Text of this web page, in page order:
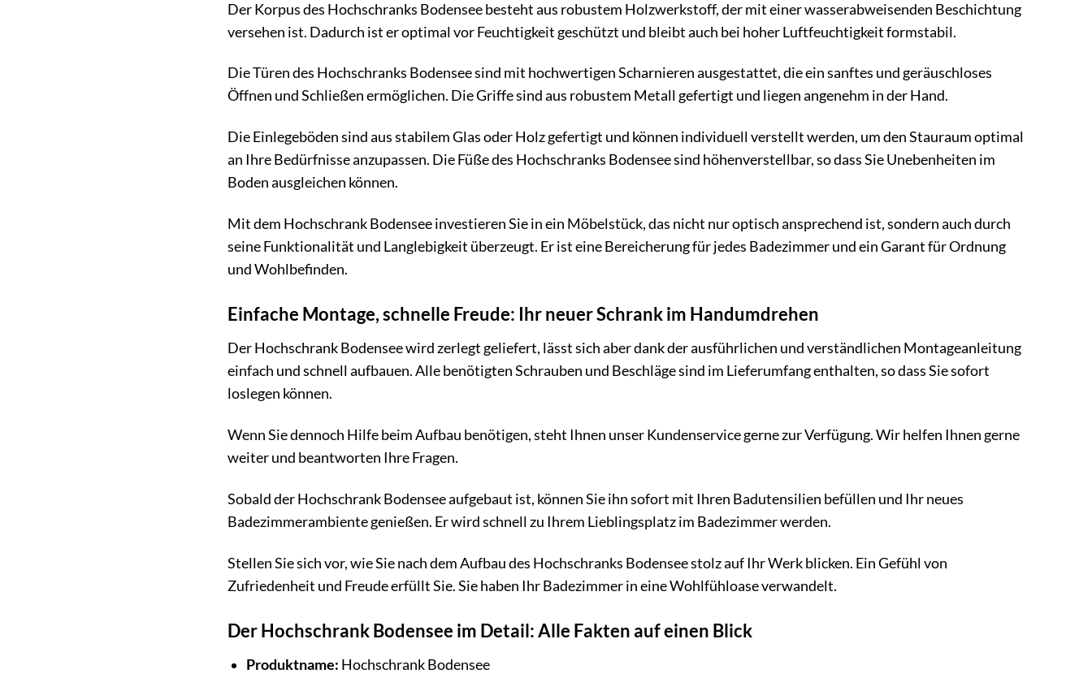
Der Korpus des Hochschranks Bodensee besteht aus robustem Holzwerkstoff, der mit einer wasserabweisenden Beschichtung
versehen ist. Dadurch ist er optimal vor Feuchtigkeit geschützt und bleibt auch bei hoher Luftfeuchtigkeit formstabil.
Die Türen des Hochschranks Bodensee sind mit hochwertigen Scharnieren ausgestattet, die ein sanftes und geräuschloses
Öffnen und Schließen ermöglichen. Die Griffe sind aus robustem Metall gefertigt und liegen angenehm in der Hand.
Die Einlegeböden sind aus stabilem Glas oder Holz gefertigt und können individuell verstellt werden, um den Stauraum optimal
an Ihre Bedürfnisse anzupassen. Die Füße des Hochschranks Bodensee sind höhenverstellbar, so dass Sie Unebenheiten im
Boden ausgleichen können.
Mit dem Hochschrank Bodensee investieren Sie in ein Möbelstück, das nicht nur optisch ansprechend ist, sondern auch durch
seine Funktionalität und Langlebigkeit überzeugt. Er ist eine Bereicherung für jedes Badezimmer und ein Garant für Ordnung
und Wohlbefinden.
Einfache Montage, schnelle Freude: Ihr neuer Schrank im Handumdrehen
Der Hochschrank Bodensee wird zerlegt geliefert, lässt sich aber dank der ausführlichen und verständlichen Montageanleitung
einfach und schnell aufbauen. Alle benötigten Schrauben und Beschläge sind im Lieferumfang enthalten, so dass Sie sofort
loslegen können.
Wenn Sie dennoch Hilfe beim Aufbau benötigen, steht Ihnen unser Kundenservice gerne zur Verfügung. Wir helfen Ihnen gerne
weiter und beantworten Ihre Fragen.
Sobald der Hochschrank Bodensee aufgebaut ist, können Sie ihn sofort mit Ihren Badutensilien befüllen und Ihr neues
Badezimmerambiente genießen. Er wird schnell zu Ihrem Lieblingsplatz im Badezimmer werden.
Stellen Sie sich vor, wie Sie nach dem Aufbau des Hochschranks Bodensee stolz auf Ihr Werk blicken. Ein Gefühl von
Zufriedenheit und Freude erfüllt Sie. Sie haben Ihr Badezimmer in eine Wohlfühloase verwandelt.
Der Hochschrank Bodensee im Detail: Alle Fakten auf einen Blick
Produktname: Hochschrank Bodensee